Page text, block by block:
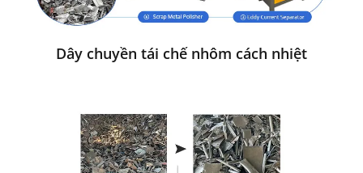
Dây chuyền tái chế nhôm cách nhiệt